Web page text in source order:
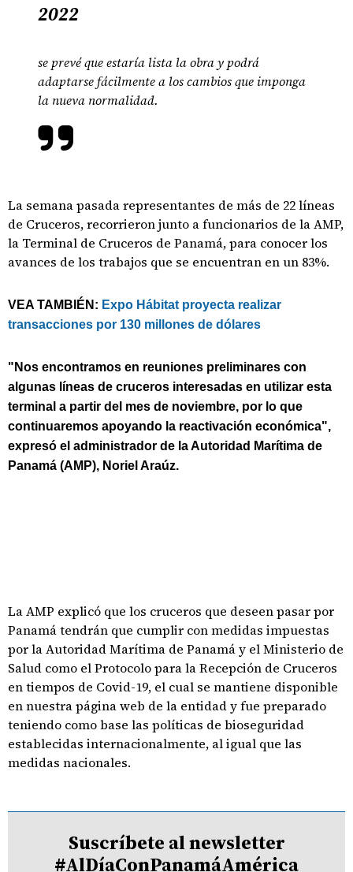
2022
se prevé que estaría lista la obra y podrá
adaptarse fácilmente a los cambios que imponga
la nueva normalidad.
La semana pasada representantes de más de 22 líneas
de Cruceros, recorrieron junto a funcionarios de la AMP,
la Terminal de Cruceros de Panamá, para conocer los
avances de los trabajos que se encuentran en un 83%.
VEA TAMBIÉN: Expo Hábitat proyecta realizar
transacciones por 130 millones de dólares
"Nos encontramos en reuniones preliminares con
algunas líneas de cruceros interesadas en utilizar esta
terminal a partir del mes de noviembre, por lo que
continuaremos apoyando la reactivación económica",
expresó el administrador de la Autoridad Marítima de
Panamá (AMP), Noriel Araúz.
La AMP explicó que los cruceros que deseen pasar por
Panamá tendrán que cumplir con medidas impuestas
por la Autoridad Marítima de Panamá y el Ministerio de
Salud como el Protocolo para la Recepción de Cruceros
en tiempos de Covid-19, el cual se mantiene disponible
en nuestra página web de la entidad y fue preparado
teniendo como base las políticas de bioseguridad
establecidas internacionalmente, al igual que las
medidas nacionales.
Suscríbete al newsletter
#AlDíaConPanamáAmérica